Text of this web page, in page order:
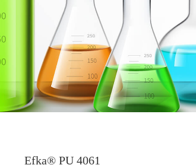
Efka® PU 4061